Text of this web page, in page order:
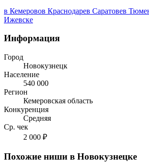
в Кемеровов Краснодарев Саратовев
Ижевске
Информация
Город
Новокузнецк
Население
540 000
Регион
Кемеровская область
Конкуренция
Средняя
Ср. чек
2 000 ₽
Похожие ниши в Новокузнецке